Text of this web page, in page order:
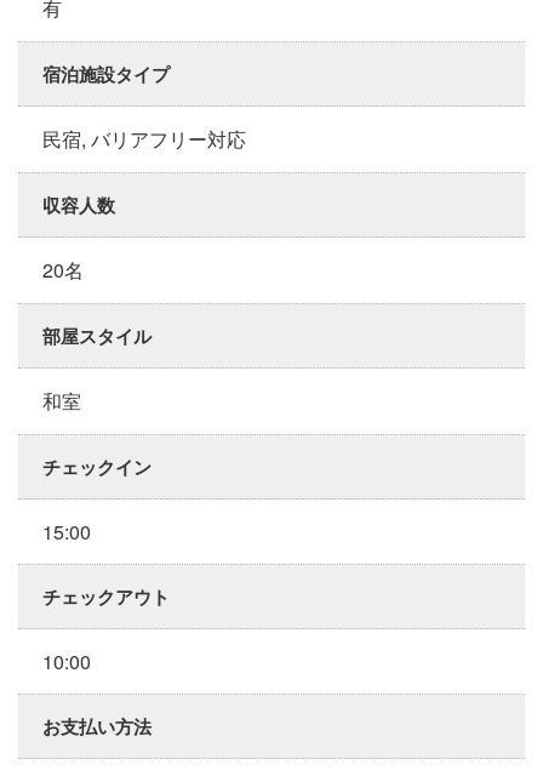
有
宿泊施設タイプ
民宿, バリアフリー対応
収容人数
20名
部屋スタイル
和室
チェックイン
15:00
チェックアウト
10:00
お支払い方法